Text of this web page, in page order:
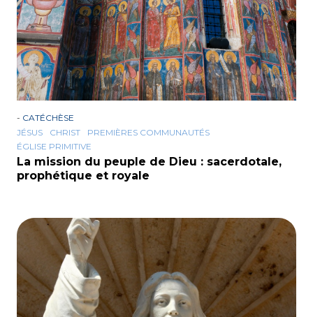
- CATÉCHÈSE
JÉSUS
CHRIST
PREMIÈRES COMMUNAUTÉS
ÉGLISE PRIMITIVE
La mission du peuple de Dieu : sacerdotale,
prophétique et royale